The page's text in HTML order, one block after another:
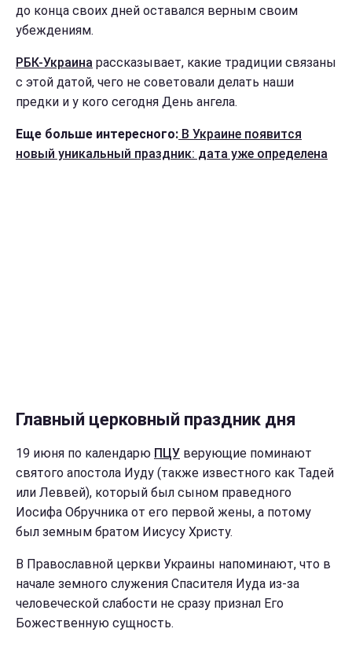
до конца своих дней оставался верным своим
убеждениям.
РБК-Украина рассказывает, какие традиции связаны
с этой датой, чего не советовали делать наши
предки и у кого сегодня День ангела.
Еще больше интересного: В Украине появится
новый уникальный праздник: дата уже определена
Главный церковный праздник дня
19 июня по календарю ПЦУ верующие поминают
святого апостола Иуду (также известного как Тадей
или Леввей), который был сыном праведного
Иосифа Обручника от его первой жены, а потому
был земным братом Иисусу Христу.
В Православной церкви Украины напоминают, что в
начале земного служения Спасителя Иуда из-за
человеческой слабости не сразу признал Его
Божественную сущность.